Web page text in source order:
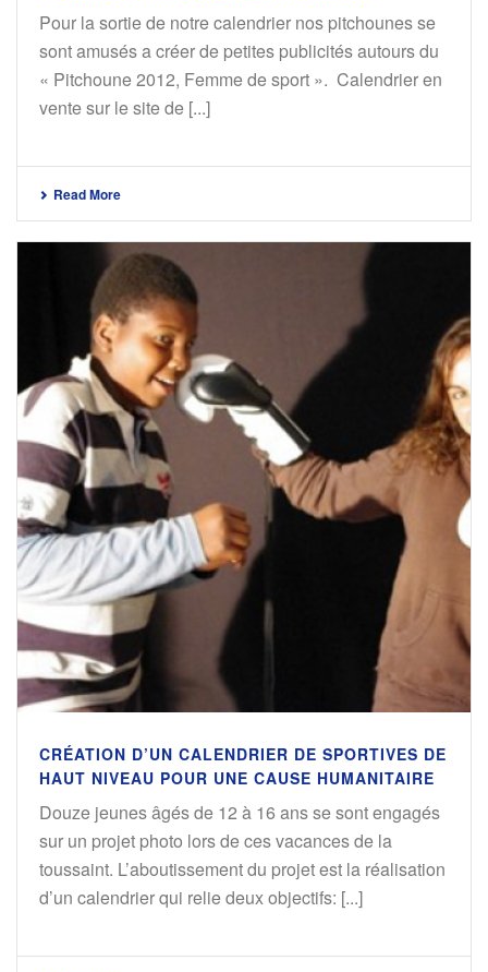
Pour la sortie de notre calendrier nos pitchounes se
sont amusés a créer de petites publicités autours du
« Pitchoune 2012, Femme de sport ». Calendrier en
vente sur le site de [...]
Read More
CRÉATION D’UN CALENDRIER DE SPORTIVES DE
HAUT NIVEAU POUR UNE CAUSE HUMANITAIRE
Douze jeunes âgés de 12 à 16 ans se sont engagés
sur un projet photo lors de ces vacances de la
toussaint. L’aboutissement du projet est la réalisation
d’un calendrier qui relie deux objectifs: [...]